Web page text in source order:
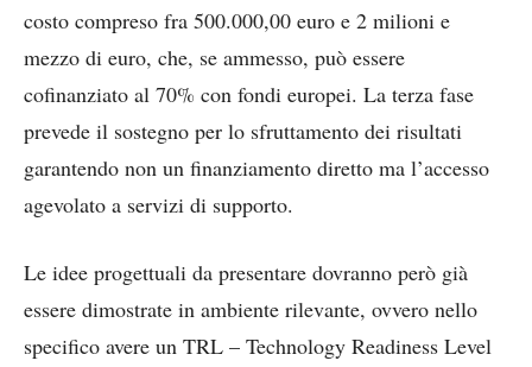
costo compreso fra 500.000,00 euro e 2 milioni e
mezzo di euro, che, se ammesso, può essere
cofinanziato al 70% con fondi europei. La terza fase
prevede il sostegno per lo sfruttamento dei risultati
garantendo non un finanziamento diretto ma l’accesso
agevolato a servizi di supporto.
Le idee progettuali da presentare dovranno però già
essere dimostrate in ambiente rilevante, ovvero nello
specifico avere un TRL – Technology Readiness Level